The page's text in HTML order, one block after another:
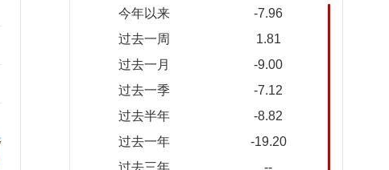
今年以来
-7.96
过去一周
1.81
过去一月
-9.00
过去一季
-7.12
过去半年
-8.82
过去一年
-19.20
过去三年
--
2026-
0.9899
08-05
2026-
08-04
0.9774